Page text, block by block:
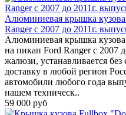
Алюминиевая крышка
Ranger с 2007 до 2011г.
Алюминиевая крышка
на пикап Ford Ranger с 2007
жалюзи, устанавливается
доставку в любой регион
автомобили любого года
нашем техническ..
59 000 руб